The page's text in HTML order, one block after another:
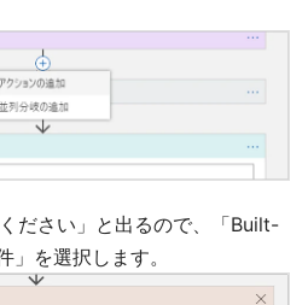
ださい」と出るので、「Built-
」を選択します。